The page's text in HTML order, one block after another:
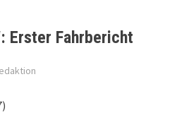
Erster Fahrbericht